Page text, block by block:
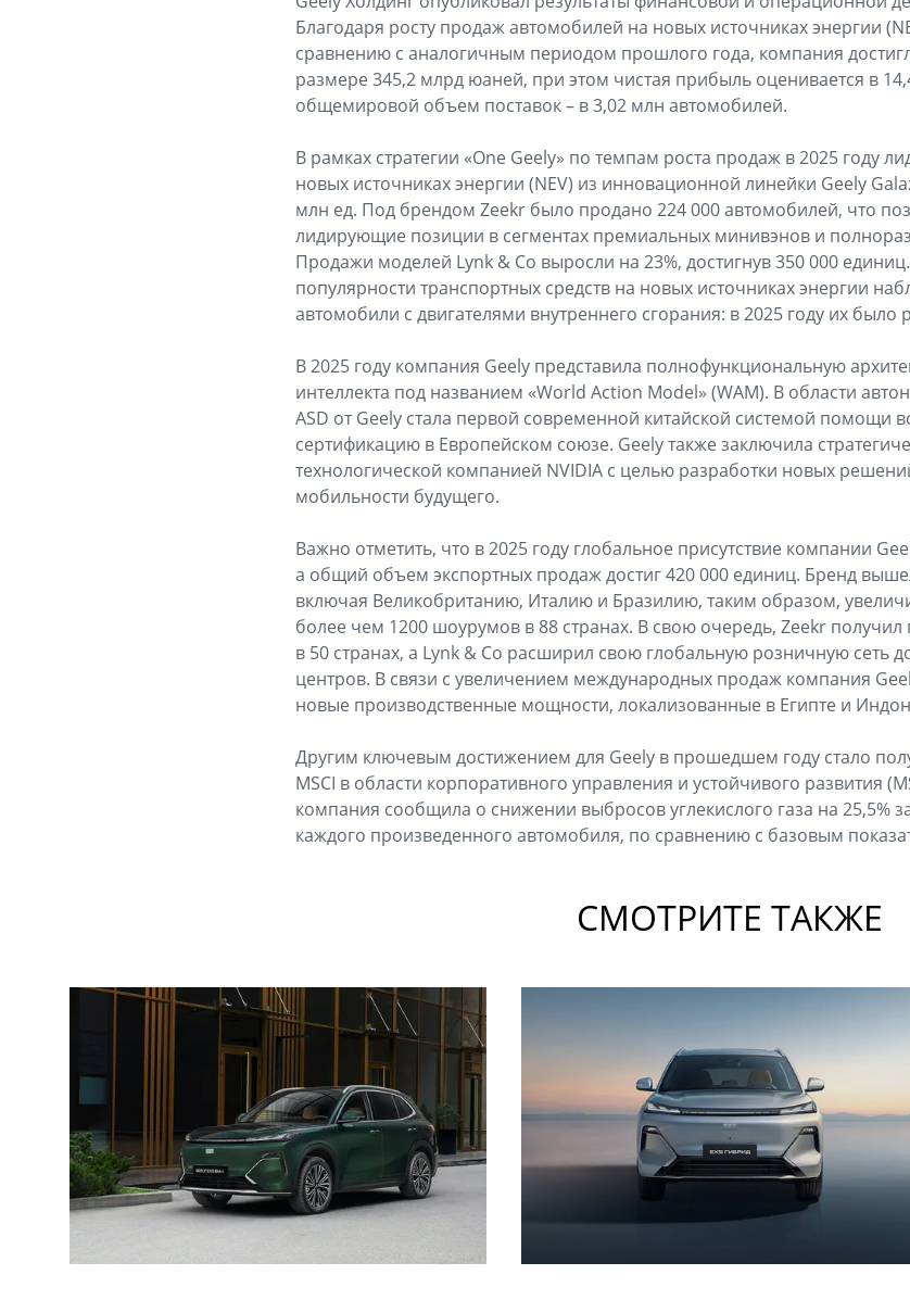
Благодаря росту продаж автомобилей на новых источниках энергии
сравнению с аналогичным периодом прошлого года, компания
размере 345,2 млрд юаней, при этом чистая прибыль оценивается в
общемировой объем поставок – в 3,02 млн автомобилей.
В рамках стратегии «One Geely» по темпам роста продаж в 2025 году
новых источниках энергии (NEV) из инновационной линейки Geely
млн ед. Под брендом Zeekr было продано 224 000 автомобилей, что
лидирующие позиции в сегментах премиальных минивэнов и
Продажи моделей Lynk & Co выросли на 23%, достигнув 350 000
популярности транспортных средств на новых источниках энергии
автомобили с двигателями внутреннего сгорания: в 2025 году их было
В 2025 году компания Geely представила полнофункциональную
интеллекта под названием «World Action Model» (WAM). В области
ASD от Geely стала первой современной китайской системой помощи
сертификацию в Европейском союзе. Geely также заключила
технологической компанией NVIDIA с целью разработки новых
мобильности будущего.
Важно отметить, что в 2025 году глобальное присутствие компании
а общий объем экспортных продаж достиг 420 000 единиц. Бренд
включая Великобританию, Италию и Бразилию, таким образом,
более чем 1200 шоурумов в 88 странах. В свою очередь, Zeekr получил
в 50 странах, а Lynk & Co расширил свою глобальную розничную сеть
центров. В связи с увеличением международных продаж компания
новые производственные мощности, локализованные в Египте и
Другим ключевым достижением для Geely в прошедшем году стало
MSCI в области корпоративного управления и устойчивого развития
компания сообщила о снижении выбросов углекислого газа на 25,5%
каждого произведенного автомобиля, по сравнению с базовым
СМОТРИТЕ ТАКЖЕ